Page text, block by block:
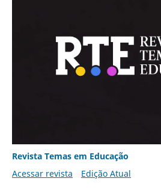
Revista Temas em Educação
Acessar revista
Edição Atual